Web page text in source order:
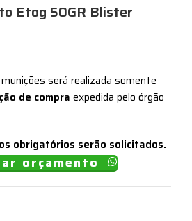
Etog 50GR Blister
será realizada somente
de compra expedida pelo órgão
obrigatórios serão solicitados.
orçamento